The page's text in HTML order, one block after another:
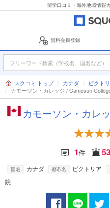
留学口コミ・海外地域情報
無料会員登録
スクコミ トップ カナダ
ビクト
カモーソン・カレッジ / Camosun
カモーソン・カレ
1件 53
国名 カナダ 都市名 ビクトリア
院